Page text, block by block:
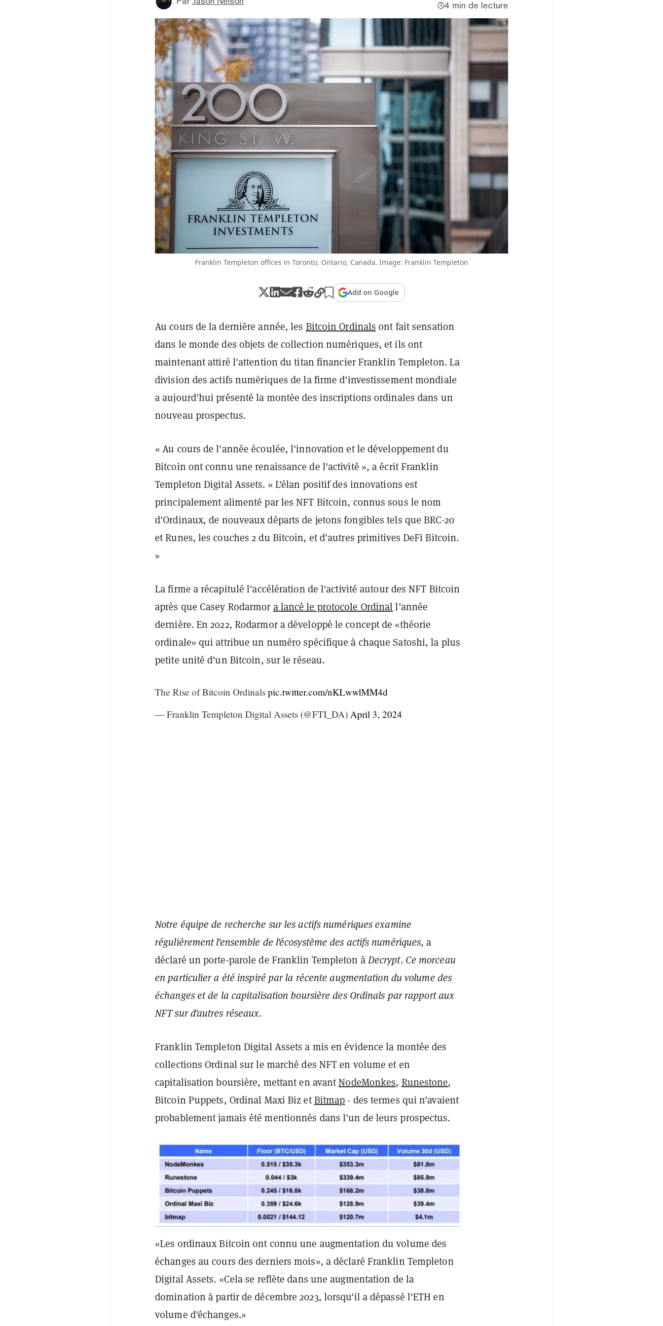
4 min de lecture
Franklin Templeton offices in Toronto, Ontario, Canada. Image: Franklin Templeton
Add on Google
Au cours de la dernière année, les Bitcoin Ordinals ont fait sensation
dans le monde des objets de collection numériques, et ils ont
maintenant attiré l'attention du titan financier Franklin Templeton. La
division des actifs numériques de la firme d'investissement mondiale
a aujourd'hui présenté la montée des inscriptions ordinales dans un
nouveau prospectus.
« Au cours de l'année écoulée, l'innovation et le développement du
Bitcoin ont connu une renaissance de l'activité », a écrit Franklin
Templeton Digital Assets. « L'élan positif des innovations est
principalement alimenté par les NFT Bitcoin, connus sous le nom
d'Ordinaux, de nouveaux départs de jetons fongibles tels que BRC-20
et Runes, les couches 2 du Bitcoin, et d'autres primitives DeFi Bitcoin.
»
La firme a récapitulé l'accélération de l'activité autour des NFT Bitcoin
après que Casey Rodarmor a lancé le protocole Ordinall'année
dernière. En 2022, Rodarmor a développé le concept de «théorie
ordinale» qui attribue un numéro spécifique à chaque Satoshi, la plus
petite unité d'un Bitcoin, sur le réseau.
The Rise of Bitcoin Ordinals pic.twitter.com/nKLwwlMM4d
— Franklin Templeton Digital Assets (@FTI_DA) April 3, 2024
Notre équipe de recherche sur les actifs numériques examine
régulièrement l'ensemble de l'écosystème des actifs numériques, a
déclaré un porte-parole de Franklin Templeton àDecrypt. Ce morceau
en particulier a été inspiré par la récente augmentation du volume des
échanges et de la capitalisation boursière des Ordinals par rapport aux
NFT sur d'autres réseaux.
Franklin Templeton Digital Assets a mis en évidence la montée des
collections Ordinal sur le marché des NFT en volume et en
capitalisation boursière, mettant en avantNodeMonkes, Runestone,
Bitcoin Puppets, Ordinal Maxi Biz etBitmap - des termes qui n'avaient
probablement jamais été mentionnés dans l'un de leurs prospectus.
«Les ordinaux Bitcoin ont connu une augmentation du volume des
échanges au cours des derniers mois», a déclaré Franklin Templeton
Digital Assets. «Cela se reflète dans une augmentation de la
domination à partir de décembre 2023, lorsqu'il a dépassé l'ETH en
volume d'échanges.»